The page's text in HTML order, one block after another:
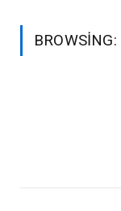
BROWSING: